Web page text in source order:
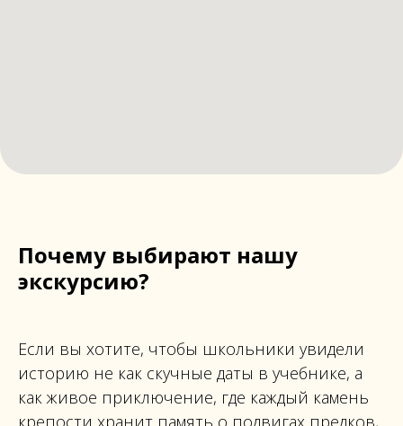
Почему выбирают нашу
экскурсию?
Если вы хотите, чтобы школьники увидели
историю не как скучные даты в учебнике, а
как живое приключение, где каждый камень
крепости хранит память о подвигах предков,